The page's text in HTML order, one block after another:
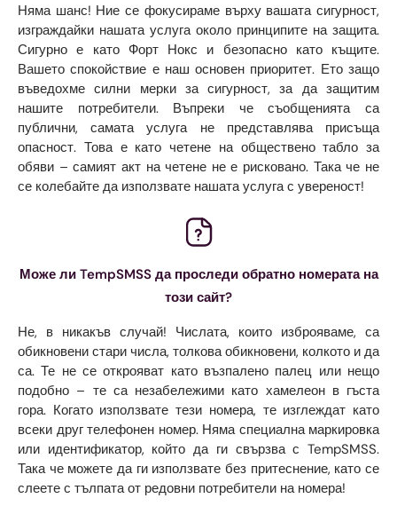
Няма шанс! Ние се фокусираме върху вашата сигурност,
изграждайки нашата услуга около принципите на защита.
Сигурно е като Форт Нокс и безопасно като къщите.
Вашето спокойствие е наш основен приоритет. Ето защо
въведохме силни мерки за сигурност, за да защитим
нашите потребители. Въпреки че съобщенията са
публични, самата услуга не представлява присъща
опасност. Това е като четене на обществено табло за
обяви – самият акт на четене не е рисковано. Така че не
се колебайте да използвате нашата услуга с увереност!
Може ли TempSMSS да проследи обратно номерата на
този сайт?
Не, в никакъв случай! Числата, които изброяваме, са
обикновени стари числа, толкова обикновени, колкото и да
са. Те не се открояват като възпалено палец или нещо
подобно – те са незабележими като хамелеон в гъста
гора. Когато използвате тези номера, те изглеждат като
всеки друг телефонен номер. Няма специална маркировка
или идентификатор, който да ги свързва с TempSMSS.
Така че можете да ги използвате без притеснение, като се
слеете с тълпата от редовни потребители на номера!